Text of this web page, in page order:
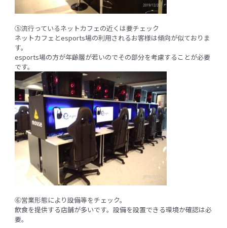
⑤流行っているネットカフェの近くは要チェック
ネットカフェとesports場の利用されるお客様は傾向が似ておりま
す。
esports場の方が年齢層が若いのでその部分を考慮することが必要
です。
⑥営業形態により設備等をチェック。
飲食を提供する店舗が多いです。設備を設置できる環境か確認は必
要。